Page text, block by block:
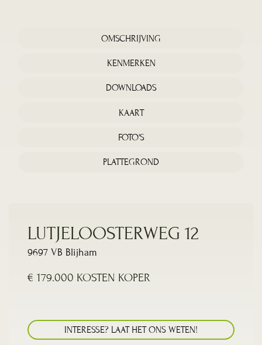
OMSCHRIJVING
KENMERKEN
DOWNLOADS
KAART
FOTO'S
PLATTEGROND
LUTJELOOSTERWEG 12
9697 VB Blijham
€ 179.000 KOSTEN KOPER
INTERESSE? LAAT HET ONS WETEN!